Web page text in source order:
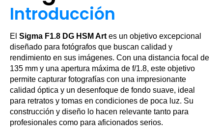
Introducción
El Sigma F1.8 DG HSM Artes un objetivo excepcional
diseñado para fotógrafos que buscan calidad y
rendimiento en sus imágenes. Con una distancia focal de
135 mm y una apertura máxima de f/1.8, este objetivo
permite capturar fotografías con una impresionante
calidad óptica y un desenfoque de fondo suave, ideal
para retratos y tomas en condiciones de poca luz. Su
construcción y diseño lo hacen relevante tanto para
profesionales como para aficionados serios.